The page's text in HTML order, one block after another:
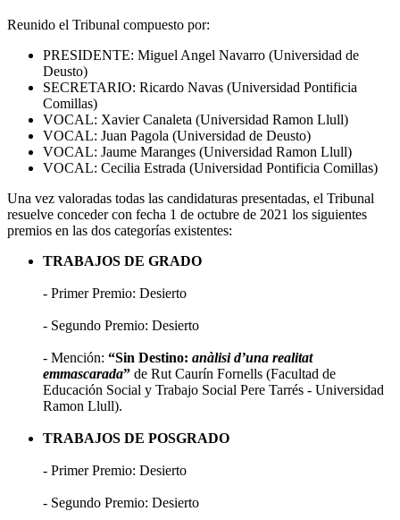
Reunido el Tribunal compuesto por:
PRESIDENTE: Miguel Angel Navarro (Universidad de
Deusto)
SECRETARIO: Ricardo Navas (Universidad Pontificia
Comillas)
VOCAL: Xavier Canaleta (Universidad Ramon Llull)
VOCAL: Juan Pagola (Universidad de Deusto)
VOCAL: Jaume Maranges (Universidad Ramon Llull)
VOCAL: Cecilia Estrada (Universidad Pontificia Comillas)
Una vez valoradas todas las candidaturas presentadas, el Tribunal
resuelve conceder con fecha 1 de octubre de 2021 los siguientes
premios en las dos categorías existentes:
TRABAJOS DE GRADO
- Primer Premio: Desierto
- Segundo Premio: Desierto
- Mención: “Sin Destino: anàlisi d’una realitat
emmascarada” de Rut Caurín Fornells (Facultad de
Educación Social y Trabajo Social Pere Tarrés - Universidad
Ramon Llull).
TRABAJOS DE POSGRADO
- Primer Premio: Desierto
- Segundo Premio: Desierto